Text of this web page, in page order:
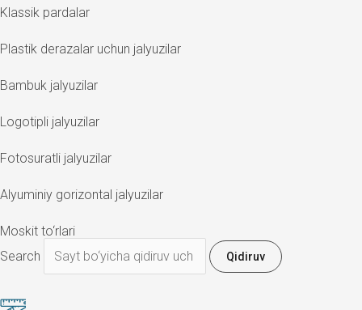
Klassik pardalar
Plastik derazalar uchun jalyuzilar
Bambuk jalyuzilar
Logotipli jalyuzilar
Fotosuratli jalyuzilar
Alyuminiy gorizontal jalyuzilar
Moskit to‘rlari
Search
Qidiruv